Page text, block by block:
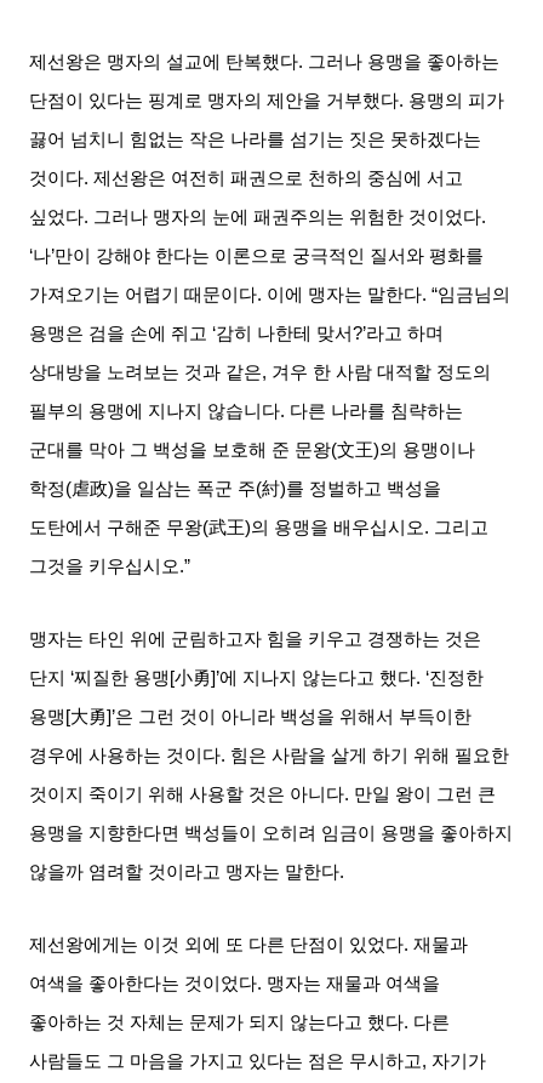
제선왕은 맹자의 설교에 탄복했다. 그러나 용맹을 좋아하는
단점이 있다는 핑계로 맹자의 제안을 거부했다. 용맹의 피가
끓어 넘치니 힘없는 작은 나라를 섬기는 짓은 못하겠다는
것이다.제선왕은 여전히 패권으로 천하의 중심에 서고
싶었다. 그러나 맹자의 눈에 패권주의는 위험한 것이었다.
‘나’만이 강해야 한다는 이론으로 궁극적인 질서와 평화를
가져오기는 어렵기 때문이다. 이에 맹자는 말한다. “임금님의
용맹은 검을 손에 쥐고 ‘감히 나한테 맞서?’라고 하며
상대방을 노려보는 것과 같은, 겨우 한 사람 대적할 정도의
필부의 용맹에 지나지 않습니다. 다른 나라를 침략하는
군대를 막아 그 백성을 보호해 준 문왕(文王)의 용맹이나
학정(虐政)을 일삼는 폭군 주(紂)를 정벌하고 백성을
도탄에서 구해준 무왕(武王)의 용맹을 배우십시오. 그리고
그것을 키우십시오.”
맹자는 타인 위에 군림하고자 힘을 키우고 경쟁하는 것은
단지
‘찌질한 용맹 [小勇]’에 지나지 않는다고 했다. ‘진정한
용맹 [大勇]’은 그런 것이 아니라 백성을 위해서 부득이한
경우에 사용하는 것이다. 힘은 사람을 살게 하기 위해 필요한
것이지 죽이기 위해 사용할 것은 아니다. 만일 왕이 그런 큰
용맹을 지향한다면 백성들이 오히려 임금이 용맹을 좋아하지
않을까 염려할 것이라고 맹자는 말한다.
제선왕에게는 이것 외에 또 다른 단점이 있었다.재물과
여색을 좋아한다는 것이었다. 맹자는 재물과 여색을
좋아하는 것 자체는 문제가 되지 않는다고 했다. 다른
사람들도 그 마음을 가지고 있다는 점은 무시하고, 자기가